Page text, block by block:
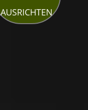
AUSRICHTEN